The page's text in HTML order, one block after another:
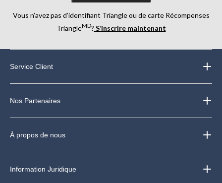
Vous n’avez pas d’identifiant Triangle ou de carte Récompenses
TriangleMD? S’inscrire maintenant
Service Client
Nos Partenaires
À propos de nous
Information Juridique